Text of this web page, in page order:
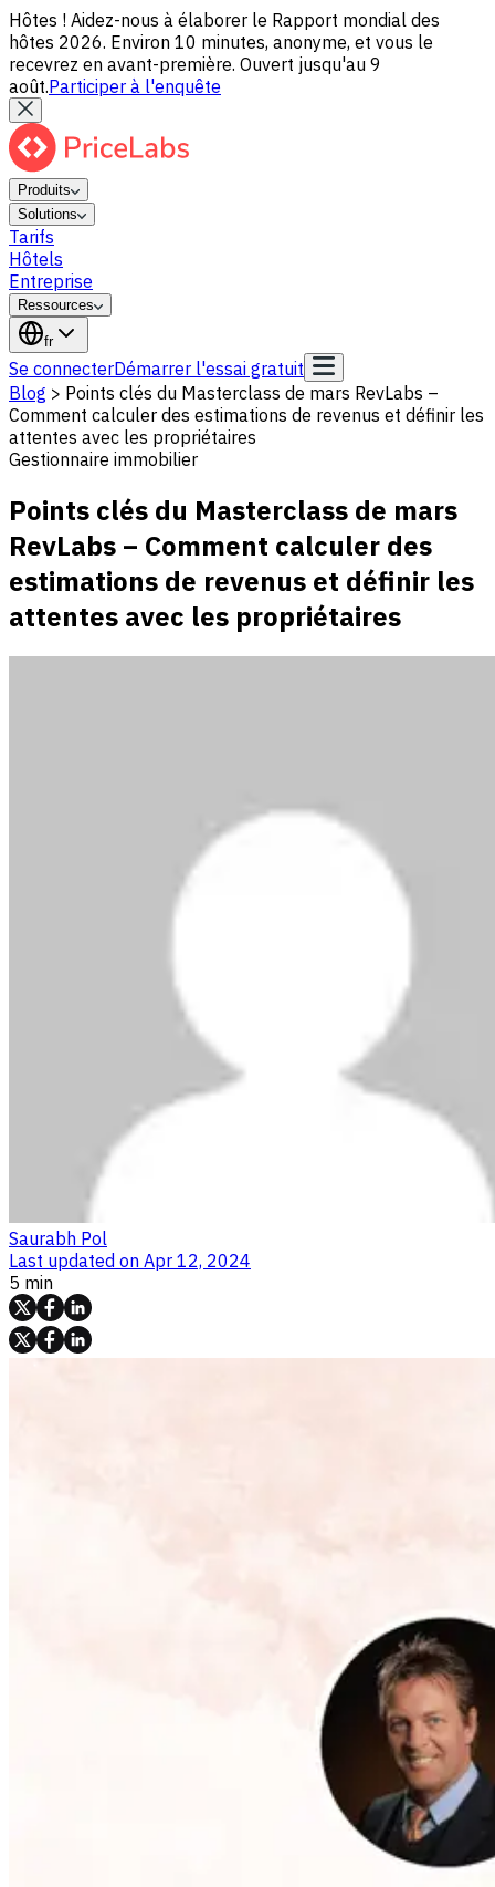
Hôtes ! Aidez-nous à élaborer le Rapport mondial des
hôtes 2026. Environ 10 minutes, anonyme, et vous le
recevrez en avant-première. Ouvert jusqu'au 9
août.Participer à l'enquête
Produits
Solutions
Tarifs
Hôtels
Entreprise
Ressources
fr
Se connecterDémarrer l'essai gratuit
Blog > Points clés du Masterclass de mars RevLabs –
Comment calculer des estimations de revenus et définir les
attentes avec les propriétaires
Gestionnaire immobilier
Points clés du Masterclass de mars
RevLabs – Comment calculer des
estimations de revenus et définir les
attentes avec les propriétaires
Saurabh Pol
Last updated on Apr 12, 2024
5 min